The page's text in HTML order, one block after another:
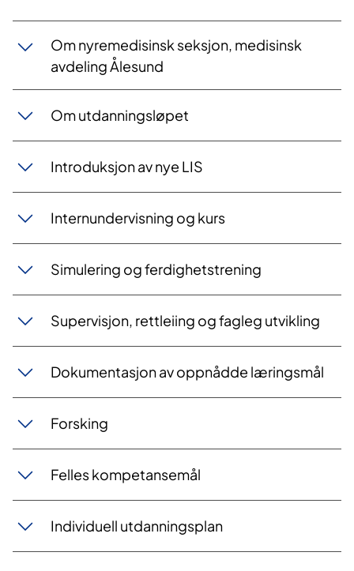
Om nyremedisinsk seksjon, medisinsk
avdeling Ålesund
Om utdanningsløpet
Introduksjon av nye LIS
Internundervisning og kurs
Simulering og ferdighetstrening
Supervisjon, rettleiing og fagleg utvikling
Dokumentasjon av oppnådde læringsmål
Forsking
Felles kompetansemål
Individuell utdanningsplan